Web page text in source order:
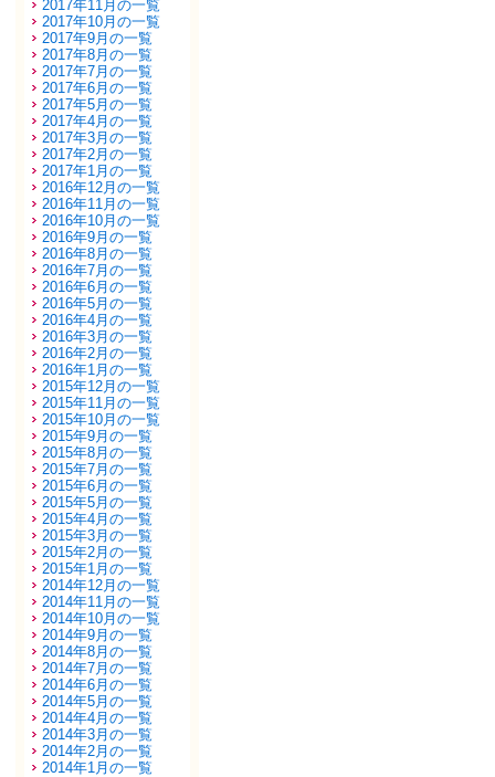
2017年11月の一覧
2017年10月の一覧
2017年9月の一覧
2017年8月の一覧
2017年7月の一覧
2017年6月の一覧
2017年5月の一覧
2017年4月の一覧
2017年3月の一覧
2017年2月の一覧
2017年1月の一覧
2016年12月の一覧
2016年11月の一覧
2016年10月の一覧
2016年9月の一覧
2016年8月の一覧
2016年7月の一覧
2016年6月の一覧
2016年5月の一覧
2016年4月の一覧
2016年3月の一覧
2016年2月の一覧
2016年1月の一覧
2015年12月の一覧
2015年11月の一覧
2015年10月の一覧
2015年9月の一覧
2015年8月の一覧
2015年7月の一覧
2015年6月の一覧
2015年5月の一覧
2015年4月の一覧
2015年3月の一覧
2015年2月の一覧
2015年1月の一覧
2014年12月の一覧
2014年11月の一覧
2014年10月の一覧
2014年9月の一覧
2014年8月の一覧
2014年7月の一覧
2014年6月の一覧
2014年5月の一覧
2014年4月の一覧
2014年3月の一覧
2014年2月の一覧
2014年1月の一覧